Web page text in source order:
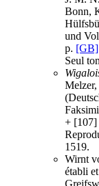
Bonn,
und
p. [GB]
Seul
+ [107]
1519.
Wirnt
établi